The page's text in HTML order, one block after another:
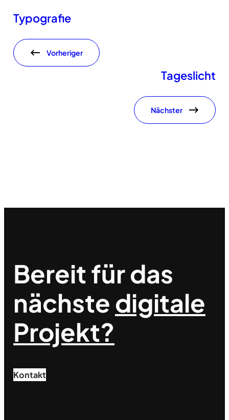
Typografie
Vorheriger
Tageslicht
Nächster
Bereit für das
nächstedigitale
Projekt?
Kontakt